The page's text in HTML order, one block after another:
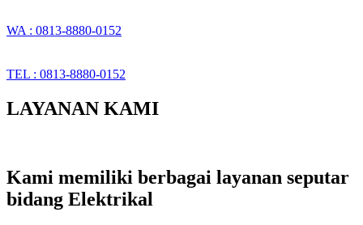
WA : 0813-8880-0152
TEL : 0813-8880-0152
LAYANAN KAMI
Kami memiliki berbagai layanan seputar
bidang Elektrikal